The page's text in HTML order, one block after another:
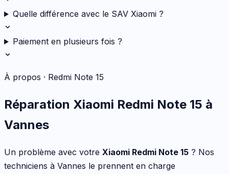
Quelle différence avec le SAV Xiaomi ?
Paiement en plusieurs fois ?
À propos · Redmi Note 15
Réparation Xiaomi Redmi Note 15 à
Vannes
Un problème avec votre Xiaomi Redmi Note 15 ? Nos
techniciens à Vannes le prennent en charge